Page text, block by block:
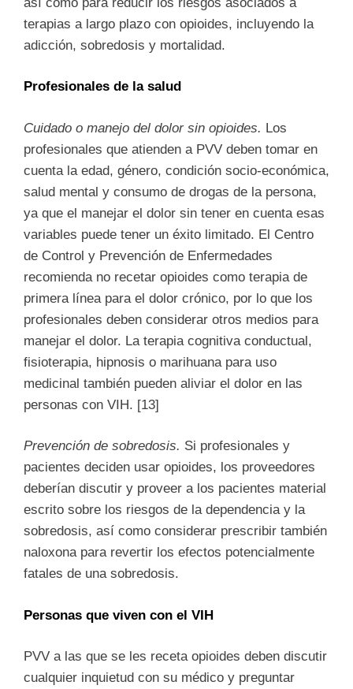
terapias a largo plazo con opioides, incluyendo la
adicción, sobredosis y mortalidad.
Profesionales de la salud
Cuidado o manejo del dolor sin opioides. Los
profesionales que atienden a PVV deben tomar en
cuenta la edad, género, condición socio-económica,
salud mental y consumo de drogas de la persona,
ya que el manejar el dolor sin tener en cuenta esas
variables puede tener un éxito limitado. El Centro
de Control y Prevención de Enfermedades
recomienda no recetar opioides como terapia de
primera línea para el dolor crónico, por lo que los
profesionales deben considerar otros medios para
manejar el dolor. La terapia cognitiva conductual,
fisioterapia, hipnosis o marihuana para uso
medicinal también pueden aliviar el dolor en las
personas con VIH. [13]
Prevención de sobredosis. Si profesionales y
pacientes deciden usar opioides, los proveedores
deberían discutir y proveer a los pacientes material
escrito sobre los riesgos de la dependencia y la
sobredosis, así como considerar prescribir también
naloxona para revertir los efectos potencialmente
fatales de una sobredosis.
Personas que viven con el VIH
PVV a las que se les receta opioides deben discutir
cualquier inquietud con su médico y preguntar